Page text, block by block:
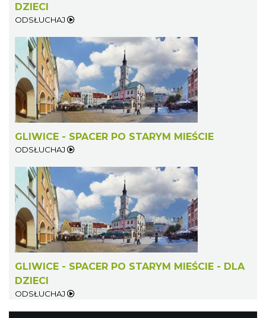
44. Rawa Blues Festival
Katowice
22.90 km
Henryk Miśkiewicz – 75 lat Mistrza i Goście
Katowice
22.90 km
DZIECI
ODSŁUCHAJ
GLIWICE - SPACER PO STARYM MIEŚCIE
ODSŁUCHAJ
GLIWICE - SPACER PO STARYM MIEŚCIE - DLA
DZIECI
ODSŁUCHAJ